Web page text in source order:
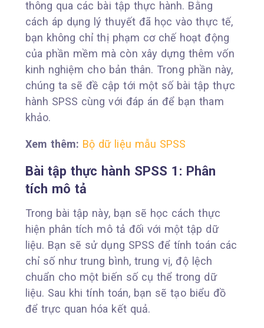
thông qua các bài tập thực hành. Bằng
cách áp dụng lý thuyết đã học vào thực tế,
bạn không chỉ thị phạm cơ chế hoạt động
của phần mềm mà còn xây dựng thêm vốn
kinh nghiệm cho bản thân. Trong phần này,
chúng ta sẽ đề cập tới một số bài tập thực
hành SPSS cùng với đáp án để bạn tham
khảo.
Xem thêm: Bộ dữ liệu mẫu SPSS
Bài tập thực hành SPSS 1: Phân
tích mô tả
Trong bài tập này, bạn sẽ học cách thực
hiện phân tích mô tả đối với một tập dữ
liệu. Bạn sẽ sử dụng SPSS để tính toán các
chỉ số như trung bình, trung vị, độ lệch
chuẩn cho một biến số cụ thể trong dữ
liệu. Sau khi tính toán, bạn sẽ tạo biểu đồ
để trực quan hóa kết quả.